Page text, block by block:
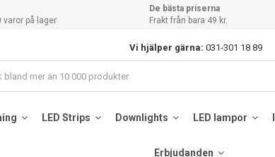
varor på lager
De bästa priserna
Frakt från bara 49 kr.
Vi hjälper gärna: 031-301 18 89
LED Strips Downlights LED lampor
Erbjudanden